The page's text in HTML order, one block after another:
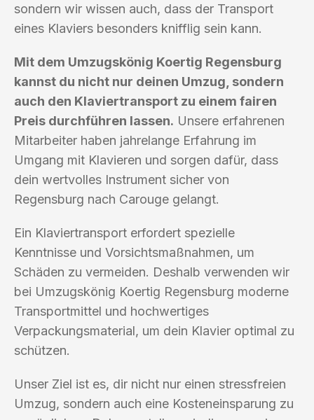
sondern wir wissen auch, dass der Transport
eines Klaviers besonders knifflig sein kann.
Mit dem Umzugskönig Koertig Regensburg
kannst du nicht nur deinen Umzug, sondern
auch den Klaviertransport zu einem fairen
Preis durchführen lassen. Unsere erfahrenen
Mitarbeiter haben jahrelange Erfahrung im
Umgang mit Klavieren und sorgen dafür, dass
dein wertvolles Instrument sicher von
Regensburg nach Carouge gelangt.
Ein Klaviertransport erfordert spezielle
Kenntnisse und Vorsichtsmaßnahmen, um
Schäden zu vermeiden. Deshalb verwenden wir
bei Umzugskönig Koertig Regensburg moderne
Transportmittel und hochwertiges
Verpackungsmaterial, um dein Klavier optimal zu
schützen.
Unser Ziel ist es, dir nicht nur einen stressfreien
Umzug, sondern auch eine Kosteneinsparung zu